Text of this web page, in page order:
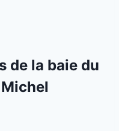
de la baie du